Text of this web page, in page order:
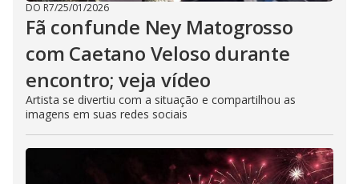
DO R7/25/01/2026
Fã confunde Ney Matogrosso
com Caetano Veloso durante
encontro; veja vídeo
Artista se divertiu com a situação e compartilhou as
imagens em suas redes sociais